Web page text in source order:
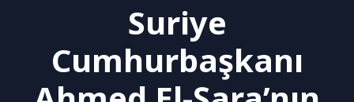
Suriye
Cumhurbaşkanı